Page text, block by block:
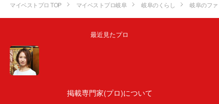
マイベストプロ TOP マイベストプロ岐阜 岐阜のくらし 岐阜のフ
最近見たプロ
掲載専門家(プロ)について